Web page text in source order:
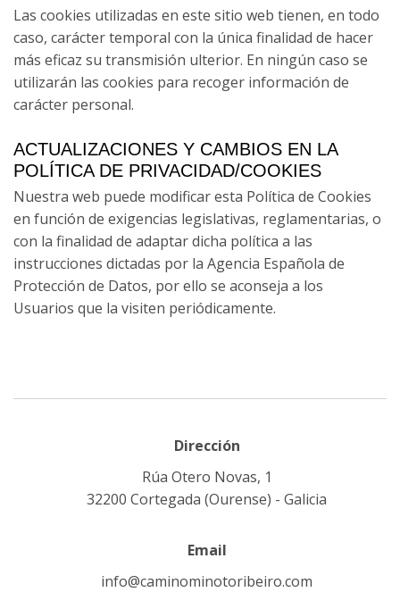
Las cookies utilizadas en este sitio web tienen, en todo
caso, carácter temporal con la única finalidad de hacer
más eficaz su transmisión ulterior. En ningún caso se
utilizarán las cookies para recoger información de
carácter personal.
ACTUALIZACIONES Y CAMBIOS EN LA
POLÍTICA DE PRIVACIDAD/COOKIES
Nuestra web puede modificar esta Política de Cookies
en función de exigencias legislativas, reglamentarias, o
con la finalidad de adaptar dicha política a las
instrucciones dictadas por la Agencia Española de
Protección de Datos, por ello se aconseja a los
Usuarios que la visiten periódicamente.
Dirección
Rúa Otero Novas, 1
32200 Cortegada (Ourense) - Galicia
Email
info@caminominotoribeiro.com